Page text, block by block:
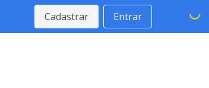
Cadastrar Entrar